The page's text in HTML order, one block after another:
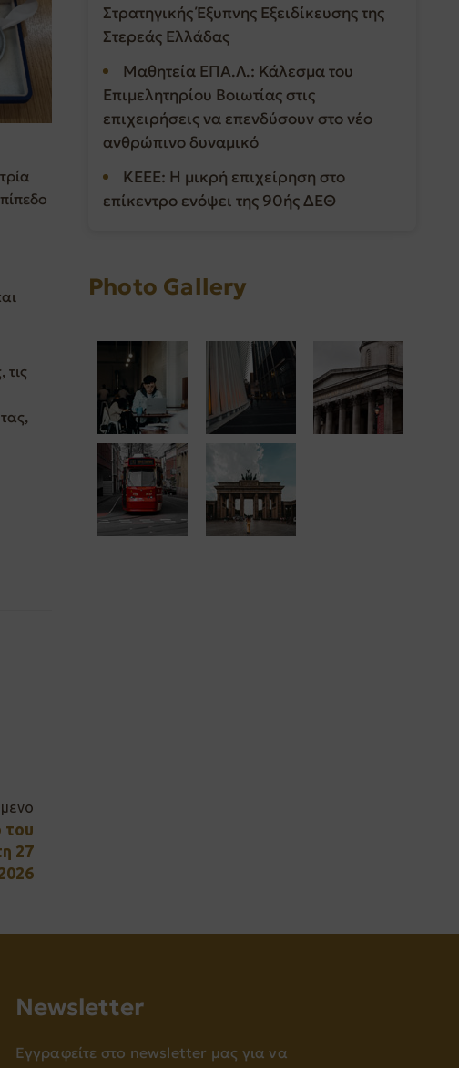
του
27
Στρατηγικής Έξυπνης Εξειδίκευσης της
Στερεάς Ελλάδας
Μαθητεία ΕΠΑ.Λ.: Κάλεσμα του
Επιμελητηρίου Βοιωτίας στις
επιχειρήσεις να επενδύσουν στο νέο
ανθρώπινο δυναμικό
ΚΕΕΕ: Η μικρή επιχείρηση στο
επίκεντρο ενόψει της 90ής ΔΕΘ
Photo Gallery
Νewsletter
Εγγραφείτε στο newsletter μας για να